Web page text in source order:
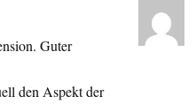
Guter
den Aspekt der